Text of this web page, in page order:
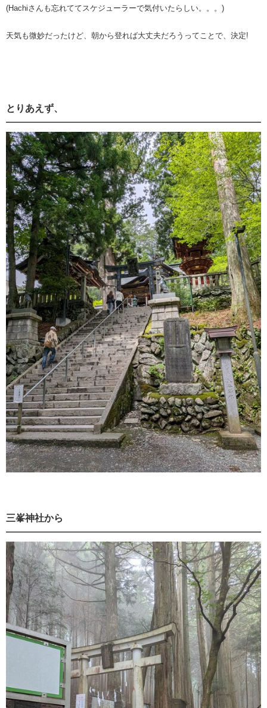
(Hachiさんも忘れててスケジューラーで気付いたらしい。。。)
天気も微妙だったけど、朝から登れば大丈夫だろうってことで、決定!
とりあえず、
三峯神社から